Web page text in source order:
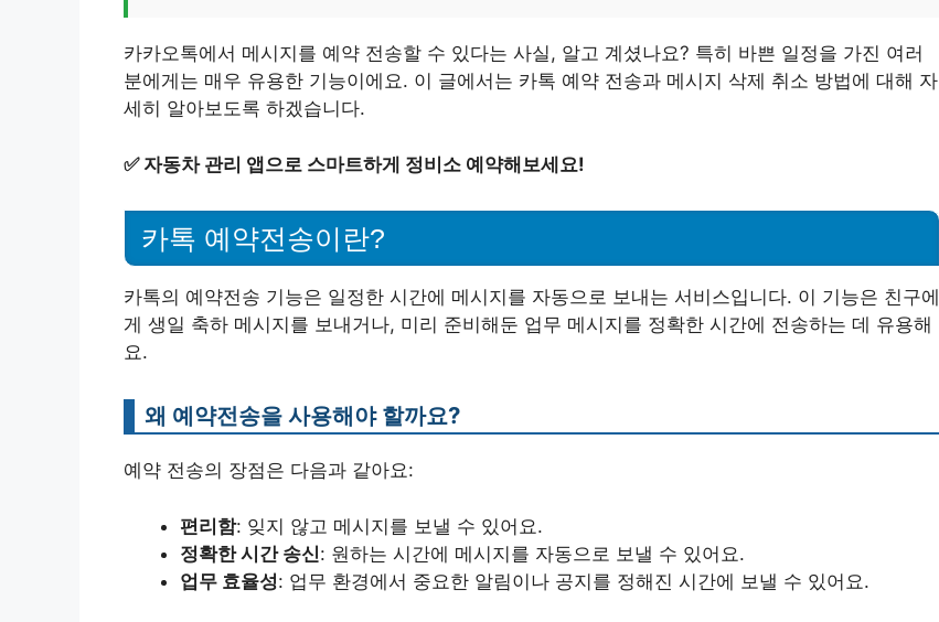
카카오톡에서 메시지를 예약 전송할 수 있다는 사실, 알고 계셨나요? 특히 바쁜 일정을 가진 여러
분에게는 매우 유용한 기능이에요. 이 글에서는 카톡 예약 전송과 메시지 삭제 취소 방법에 대해 자
세히 알아보도록 하겠습니다.
✅ 자동차 관리 앱으로 스마트하게 정비소 예약해보세요!
카톡 예약전송이란?
카톡의 예약전송 기능은 일정한 시간에 메시지를 자동으로 보내는 서비스입니다. 이 기능은 친구에
게 생일 축하 메시지를 보내거나, 미리 준비해둔 업무 메시지를 정확한 시간에 전송하는 데 유용해
요.
왜 예약전송을 사용해야 할까요?
예약 전송의 장점은 다음과 같아요:
편리함: 잊지 않고 메시지를 보낼 수 있어요.
정확한 시간 송신: 원하는 시간에 메시지를 자동으로 보낼 수 있어요.
업무 효율성: 업무 환경에서 중요한 알림이나 공지를 정해진 시간에 보낼 수 있어요.